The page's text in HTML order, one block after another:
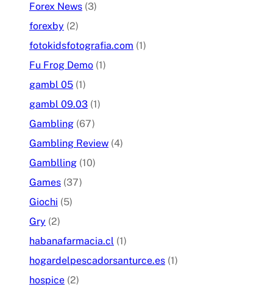
Forex News (3)
forexby (2)
fotokidsfotografia.com (1)
Fu Frog Demo (1)
gambl 05 (1)
gambl 09.03 (1)
Gambling (67)
Gambling Review (4)
Gamblling (10)
Games (37)
Giochi (5)
Gry (2)
habanafarmacia.cl (1)
hogardelpescadorsanturce.es (1)
hospice (2)